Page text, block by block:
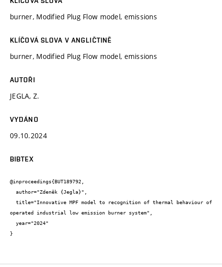
burner, Modified Plug Flow model, emissions
KLÍČOVÁ SLOVA V ANGLIČTINĚ
burner, Modified Plug Flow model, emissions
AUTOŘI
JEGLA, Z.
VYDÁNO
09.10.2024
BIBTEX
@inproceedings{BUT189792,
operated industrial low emission burner system",
}